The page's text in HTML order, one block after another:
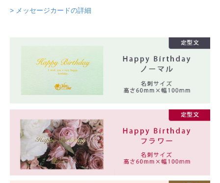
> メッセージカードの詳細